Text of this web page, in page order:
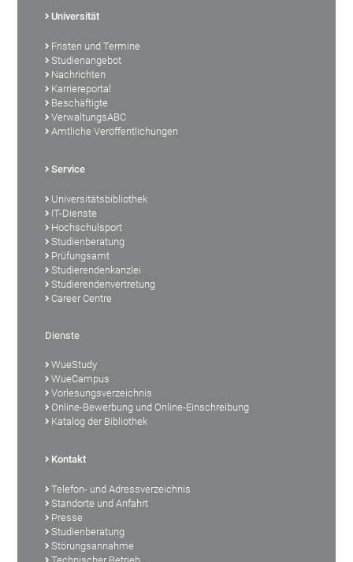
Universität
Fristen und Termine
Studienangebot
Nachrichten
Karriereportal
Beschäftigte
VerwaltungsABC
Amtliche Veröffentlichungen
Service
Universitätsbibliothek
IT-Dienste
Hochschulsport
Studienberatung
Prüfungsamt
Studierendenkanzlei
Studierendenvertretung
Career Centre
Dienste
WueStudy
WueCampus
Vorlesungsverzeichnis
Online-Bewerbung und Online-Einschreibung
Katalog der Bibliothek
Kontakt
Telefon- und Adressverzeichnis
Standorte und Anfahrt
Presse
Studienberatung
Störungsannahme